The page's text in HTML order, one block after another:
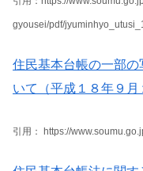
gyousei/pdf/
住民基本台帳の一部
いて（平成１８年９月
引用： https://